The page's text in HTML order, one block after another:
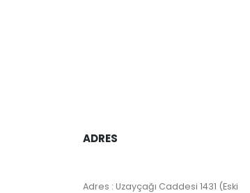
ADRES
Adres : Uzayçağı Caddesi 1431 (Eski